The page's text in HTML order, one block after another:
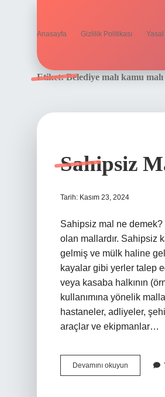
Anasayfa Gizlilik Politikası Yasal
Etiket:Belediye malı kamu malı
Sahipsiz
Tarih: Kasım 23, 2024
Sahipsiz mal ne demek?
olan mallardır. Sahipsiz
gelmiş ve mülk haline
kayalar gibi yerler talep
veya kasaba halkının
kullanımına yönelik
hastaneler, adliyeler,
araçlar ve ekipmanlar…
Devamını okuyun Sahipsiz
Mallar